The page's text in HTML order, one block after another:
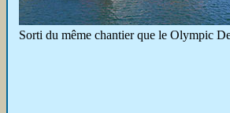
Sorti du même chantier que le Olympic